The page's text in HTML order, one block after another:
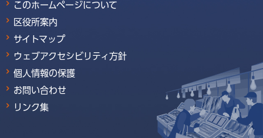
このホームページについて
区役所案内
サイトマップ
ウェブアクセシビリティ方針
個人情報の保護
お問い合わせ
リンク集